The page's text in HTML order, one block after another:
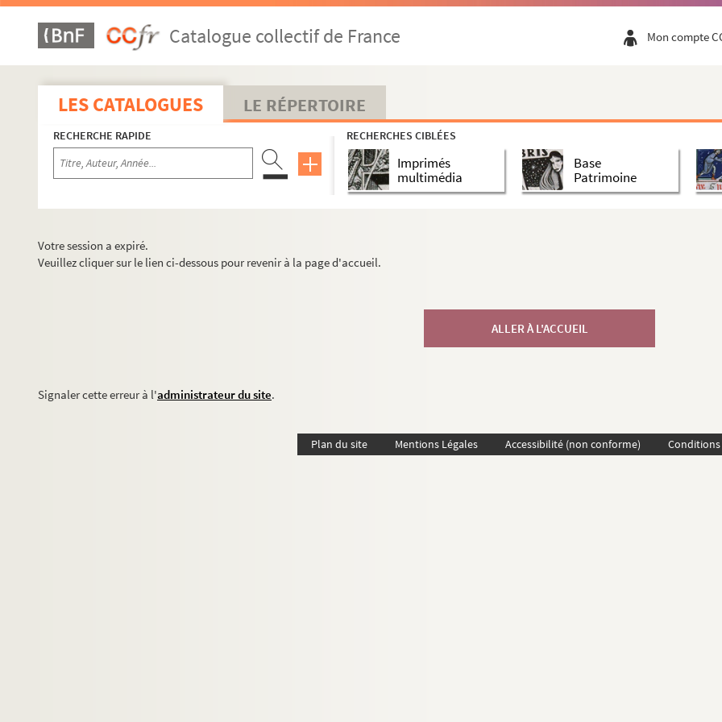
Catalogue collectif de France Mon compte
LES CATALOGUES LE RÉPERTOIRE
RECHERCHE RAPIDE RECHERCHES CIBLÉES
Imprimés
multimédia
Base
Patrimoine
Votre session a expiré.
Veuillez cliquer sur le lien ci-dessous pour revenir à la page d'accueil.
ALLER À L'ACCUEIL
Signaler cette erreur à l'administrateur du site.
Plan du site Mentions Légales Accessibilité (non conforme)